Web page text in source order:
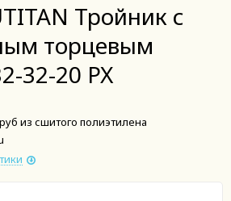
Тройник с
торцевым
32-20 PX
из сшитого полиэтилена